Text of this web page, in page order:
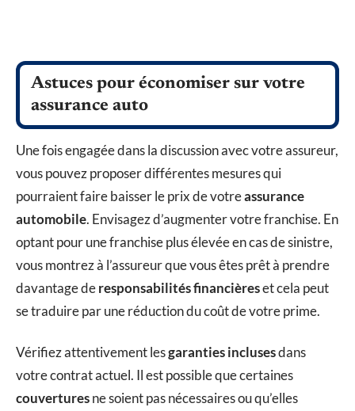
Astuces pour économiser sur votre
assurance auto
Une fois engagée dans la discussion avec votre assureur,
vous pouvez proposer différentes mesures qui
pourraient faire baisser le prix de votreassurance
automobile. Envisagez d’augmenter votre franchise. En
optant pour une franchise plus élevée en cas de sinistre,
vous montrez à l’assureur que vous êtes prêt à prendre
davantage deresponsabilités financièreset cela peut
se traduire par une réduction du coût de votre prime.
Vérifiez attentivement lesgaranties inclusesdans
votre contrat actuel. Il est possible que certaines
couverturesne soient pas nécessaires ou qu’elles